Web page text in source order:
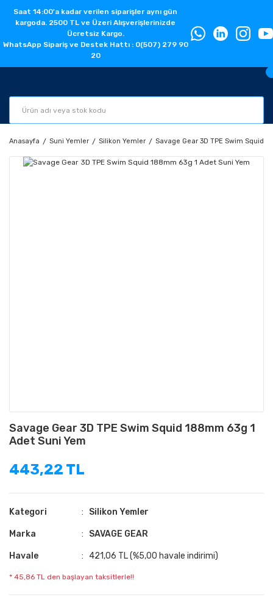
Saat 14:00'a kadar verilen siparişler aynı gün
kargoda. 2500 TL ve Üzeri Alışverişlerinizde
Ücretsiz Kargo.
WhatsApp Sipariş ve Destek Hattı : 0(507) 279 90
20
Anasayfa Suni Yemler Silikon Yemler Savage Gear 3D TPE Swim Squid
Savage Gear 3D TPE Swim Squid 188mm 63g 1
Adet Suni Yem
443,22 TL
Kategori Silikon Yemler
Marka SAVAGE GEAR
Havale 421,06 TL (%5,00 havale indirimi)
* 45,86 TL den başlayan taksitlerle!!